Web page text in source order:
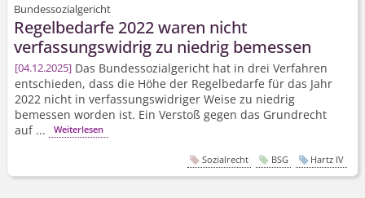
Bundessozialgericht
Regelbedarfe 2022 waren nicht
verfassungswidrig zu niedrig bemessen
04.12.2025 Das Bundessozialgericht hat in drei Verfahren
entschieden, dass die Höhe der Regelbedarfe für das Jahr
2022 nicht in verfassungswidriger Weise zu niedrig
bemessen worden ist. Ein Verstoß gegen das Grundrecht
auf ...
Weiterlesen
Sozialrecht BSG Hartz IV